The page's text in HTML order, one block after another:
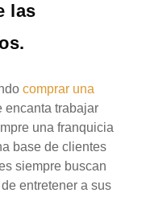
las
comprar una
encanta trabajar
una franquicia
base de clientes
siempre buscan
entretener a sus